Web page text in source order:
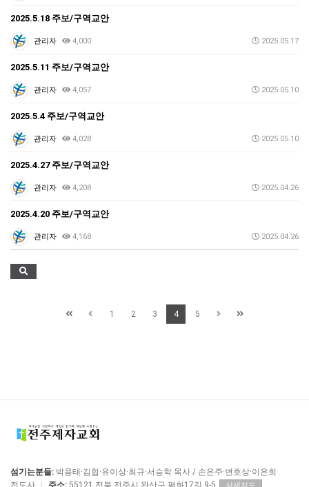
2025.5.18 주보/구역교안
관리자 4,000 2025.05.17
2025.5.11 주보/구역교안
관리자 4,057 2025.05.10
2025.5.4 주보/구역교안
관리자 4,028 2025.05.10
2025.4.27 주보/구역교안
관리자 4,208 2025.04.26
2025.4.20 주보/구역교안
관리자 4,168 2025.04.26
1 2 3 4 5
섬기는분들: 박용태·김협·유이상·최규·서승학 목사 / 손은주·변호상·이은희